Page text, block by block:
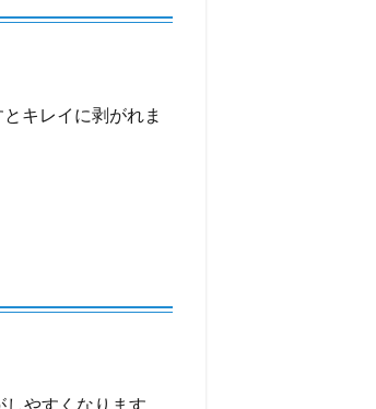
キレイに剥がれま
やすくなります。